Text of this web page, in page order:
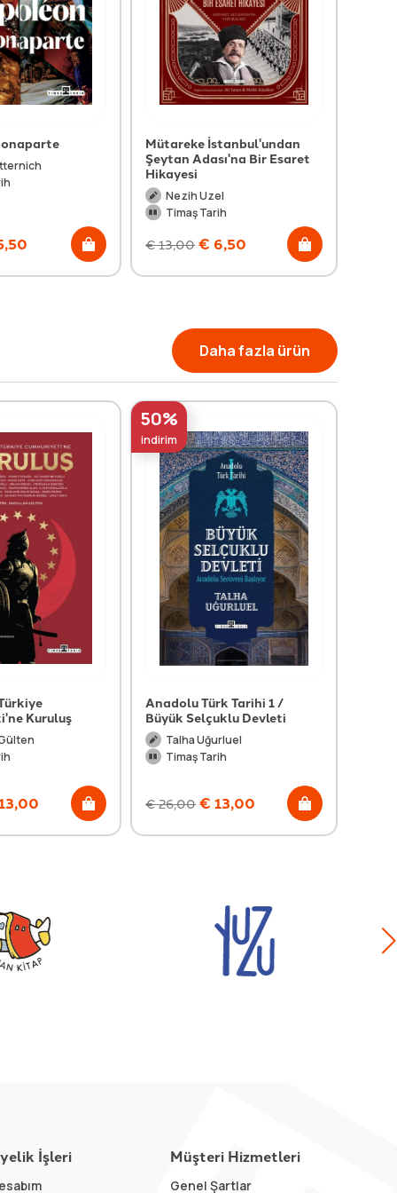
Mütareke İstanbul'undan
Şeytan Adası'na Bir Esaret
Hikayesi
Nezih Uzel
Timaş Tarih
€13,00 € 6,50
Daha fazla ürün
Kuruluş
50%
indirim
Anadolu Türk Tarihi 1 /
Büyük Selçuklu Devleti
Talha Uğurluel
Timaş Tarih
€26,00 € 13,00
İşleri Müşteri Hizmetleri
Genel Şartlar